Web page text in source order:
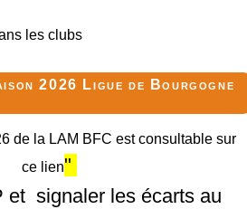
les clubs
2026 Ligue de Bourgogne
de la LAM BFC est consultable sur
ce lien"
et signaler les écarts au